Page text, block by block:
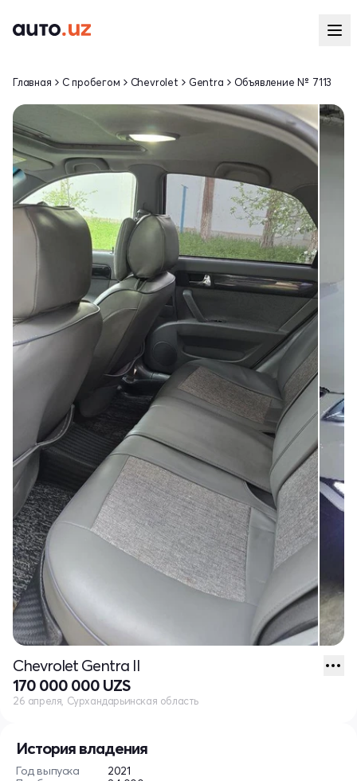
История владения
Год выпуска
2021
Главная С пробегом Chevrolet Gentra Объявление № 7113
Chevrolet Gentra II
170 000 000 UZS
26 апреля, Сурхандарьинская область